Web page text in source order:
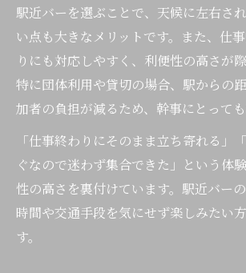
駅近バーを選ぶことで、天候に左右さ
い点も大きなメリットです。また、仕
りにも対応しやすく、利便性の高さが
特に団体利用や貸切の場合、駅からの
加者の負担が減るため、幹事にとっても
「仕事終わりにそのまま立ち寄れる」
ぐなので迷わず集合できた」という体
性の高さを裏付けています。駅近バーの
時間や交通手段を気にせず楽しみたい
す。